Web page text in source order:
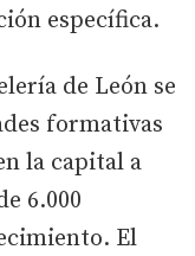
específica.
de León se
formativas
la capital a
6.000
El